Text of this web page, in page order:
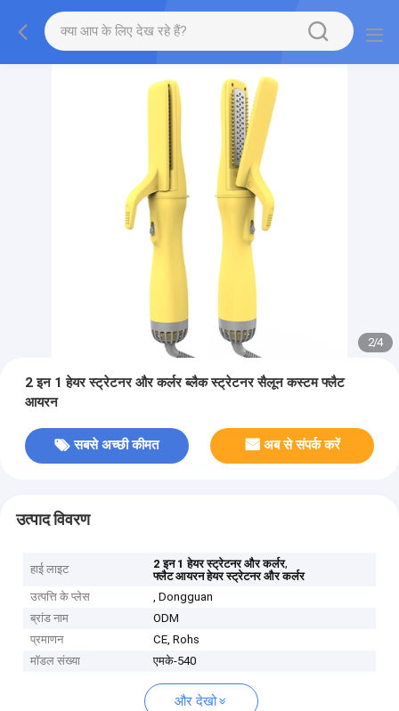
2/4
2 इन 1 हेयर स्ट्रेटनर और कर्लर ब्लैक स्ट्रेटनर सैलून कस्टम फ्लैट
आयरन
सबसे अच्छी कीमत अब से संपर्क करें
उत्पाद विवरण
हाई लाइट 2 इन 1 हेयर स्ट्रेटनर और कर्लर,
फ्लैट आयरन हेयर स्ट्रेटनर और कर्लर
उत्पत्ति के प्लेस
, Dongguan
ब्रांड नाम
ODM
प्रमाणन
CE, Rohs
मॉडल संख्या
एमके-540
और देखो